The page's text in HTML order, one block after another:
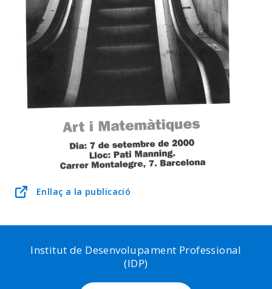
Enllaç a la publicació
Institut de Desenvolupament Professional
(IDP)